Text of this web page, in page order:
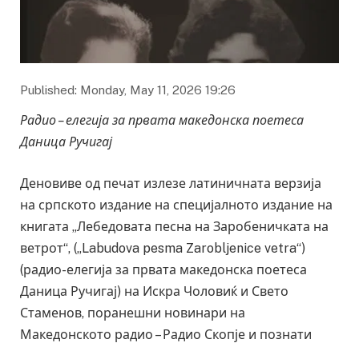
Published: Monday, May 11, 2026 19:26
Радио – елегија за првата македонска поетеса
Даница Ручигај
Деновиве од печат излезе латиничната верзија
на српското издание на специјалното издание на
книгата „Лебедовата песна на Заробеничката на
ветрот“, („Labudova pesma Zarobljenice vetra“)
(радио-елегија за првата македонска поетеса
Даница Ручигај) на Искра Чоловиќ и Свето
Стаменов, поранешни новинари на
Македонското радио – Радио Скопје и познати